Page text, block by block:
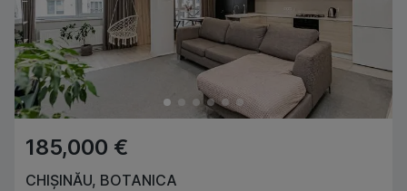
185,000 €
CHIȘINĂU, BOTANICA